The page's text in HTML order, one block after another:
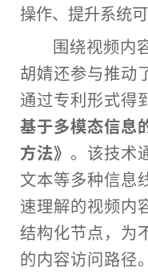
操作、提升系统可
围绕视频内
胡婧还参与推动
通过专利形式得
基于多模态信息
方法》 。该技术
文本等多种信息
速理解的视频内
结构化节点，为
的内容访问路径